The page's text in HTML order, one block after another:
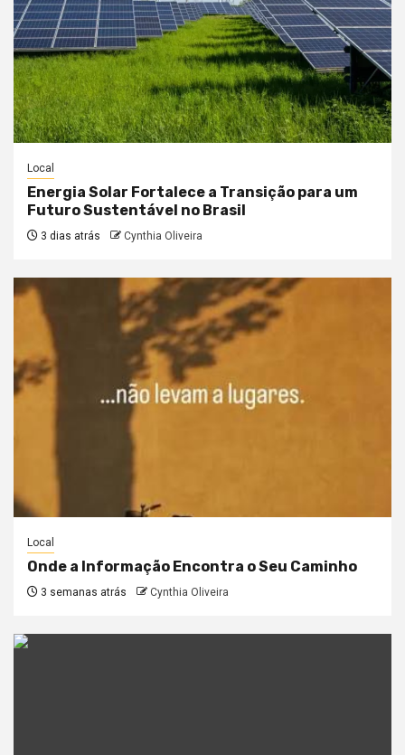
Local
Energia Solar Fortalece a Transição para um
Futuro Sustentável no Brasil
3 dias atrás Cynthia Oliveira
Local
Onde a Informação Encontra o Seu Caminho
3 semanas atrás Cynthia Oliveira